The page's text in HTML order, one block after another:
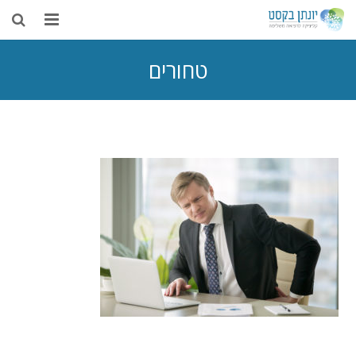
טיפולים נוספים
רפואה משלימה
מאמרים
צור קשר
טחורים